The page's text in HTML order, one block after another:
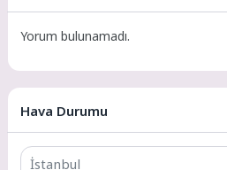
Yorum bulunamadı.
Hava Durumu